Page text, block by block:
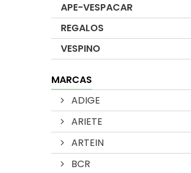
APE-VESPACAR
REGALOS
VESPINO
MARCAS
ADIGE
ARIETE
ARTEIN
BCR